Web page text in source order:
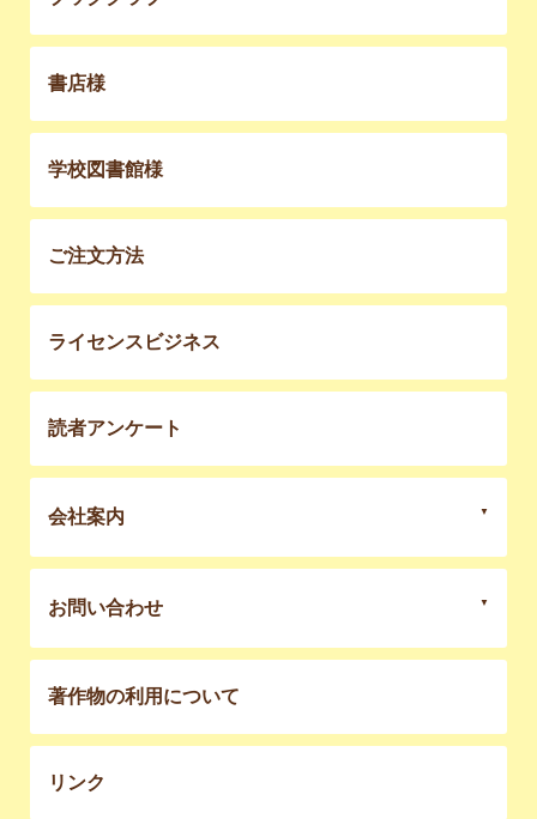
書店様
学校図書館様
ご注文方法
ライセンスビジネス
読者アンケート
会社案内
お問い合わせ
著作物の利用について
リンク